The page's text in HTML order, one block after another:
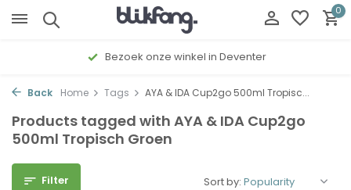
0
Bezoek onze winkel in Deventer
Back Home Tags AYA & IDA Cup2go 500ml Tropisc...
Products tagged with AYA & IDA Cup2go
500ml Tropisch Groen
Filter Sort by: